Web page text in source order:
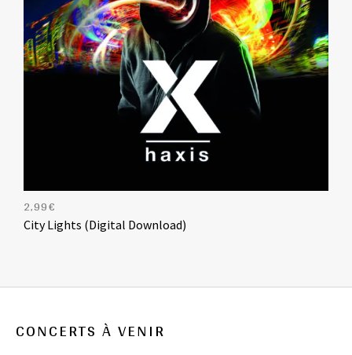
City Lights (Digital Download)
2,99€
CONCERTS À VENIR